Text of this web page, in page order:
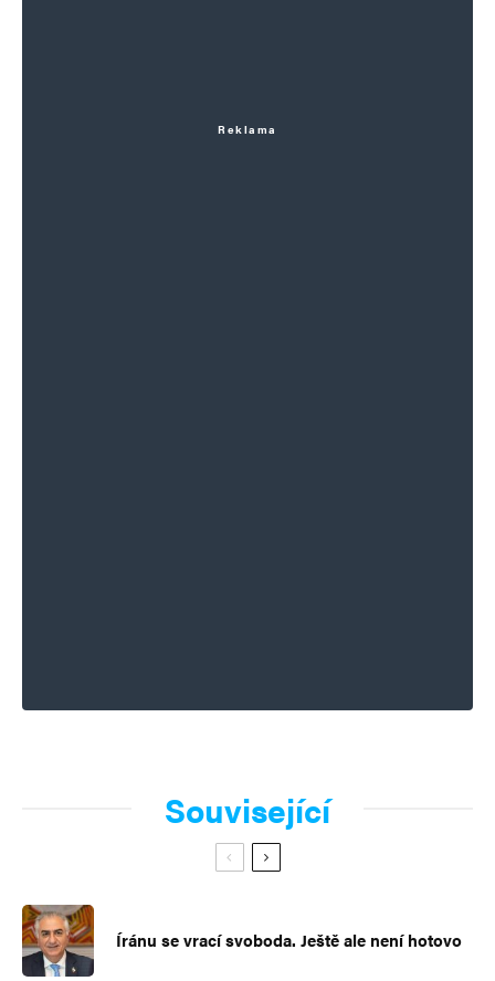
Reklama
Související
Íránu se vrací svoboda. Ještě ale není hotovo